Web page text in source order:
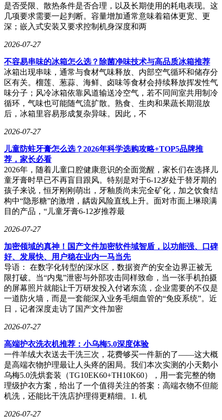
是否受限、散热条件是否合理，以及长期使用的耗电表现。这
几项要求需要一起判断。容量增加通常意味着箱体更宽、更
深；嵌入式安装又要求控制机身深度和两
2026-07-27
不容易串味的冰箱怎么选？除菌净味技术与高品质冰箱推荐
冰箱出现串味，通常与食材气味释放、内部空气循环和储存分
区有关。榴莲、葱蒜、海鲜、卤味等食材会持续释放挥发性气
味分子；风冷冰箱依靠风道输送冷空气，若不同间室共用制冷
循环，气味也可能随气流扩散。熟食、生肉和果蔬长期混放
后，冰箱里容易形成复杂异味。因此，不
2026-07-27
儿童防蛀牙膏怎么选？2026年科学选购攻略+TOP5品牌推
荐，家长必看
2026年，随着儿童口腔健康意识的全面觉醒，家长们在选择儿
童牙膏时早已不再盲目跟风。特别是对于6-12岁处于替牙期的
孩子来说，恒牙刚刚萌出，牙釉质尚未完全矿化，加之饮食结
构中“隐形糖”的激增，龋齿风险直线上升。面对市面上琳琅满
目的产品，“儿童牙膏6-12岁推荐最
2026-07-27
加密领域的真神！国产文件加密软件域智盾，以功能强、口碑
好、发展快、用户稳在业内一马当先
导语： 在数字化转型的深水区，数据资产的安全边界正被无
限打破。当“内鬼”泄密与外部攻击同样致命，当一张手机拍摄
的屏幕照片就能让千万研发投入付诸东流，企业需要的不仅是
一道防火墙，而是一套能深入业务毛细血管的“免疫系统”。近
日，记者深度走访了国产文件加密
2026-07-27
高端护衣洗衣机推荐：小乌梅5.0深度体验
一件羊绒大衣送去干洗三次，花费够买一件新的了——这大概
是高端衣物护理最让人头疼的困局。我们本次实测的小天鹅小
乌梅5.0洗烘套装（TG10EK60+TH10K60），用一套完整的物
理级护衣方案，给出了一个值得关注的答案：高端衣物不但能
机洗，还能比干洗店护理得更精细。1. 机
2026-07-27